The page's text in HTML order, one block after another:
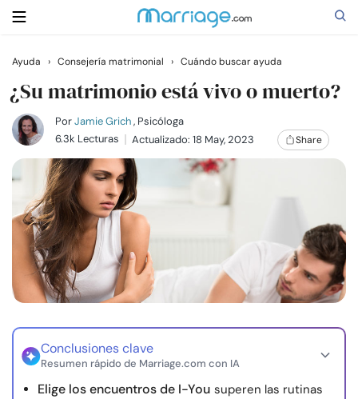
Buscar
Casarse
Relaciones
Familia
Ayuda
Cursos
Ayuda › Consejería matrimonial › Cuándo buscar ayuda
¿Su matrimonio está vivo o muerto?
PorJamie Grich, Psicóloga
6.3k Lecturas
Actualizado: 18 May, 2023 Share
Conclusiones clave
Resumen rápido de Marriage.com con IA
Elige los encuentros de I-You superen las rutinas